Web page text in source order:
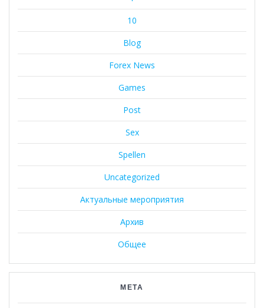
10
Blog
Forex News
Games
Post
Sex
Spellen
Uncategorized
Актуальные мероприятия
Архив
Общее
МЕТА